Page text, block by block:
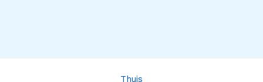
Thuis